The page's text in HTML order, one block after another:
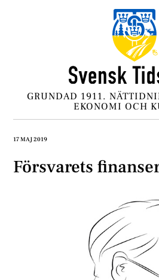
GRUNDAD 1911.
EKONOMI OCH
17 MAJ 2019
Försvarets